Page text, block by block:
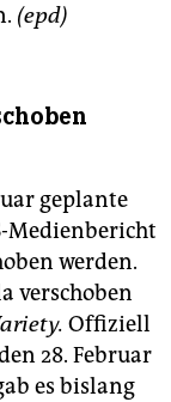
(epd)
geplante
Medienbericht
werden.
verschoben
Offiziell
28. Februar
es bislang